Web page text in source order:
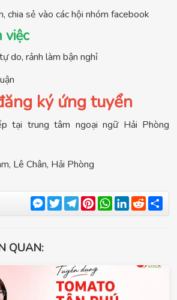
chia sẻ vào các hội nhóm facebook
việc
do, rảnh làm bận nghỉ
ký ứng tuyển
tại trung tâm ngoại ngữ Hải Phòng
Lê Chân, Hải Phòng
Messenger
TwitterTelegram
Pinterest
WhatsApp
LinkedIn
Reddit
QUAN: